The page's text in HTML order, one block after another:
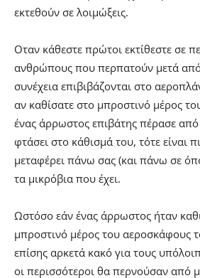
εκτεθούν σε λοιμώξεις.
Οταν κάθεστε πρώτοι εκτίθεστε σε
ανθρώπους που περπατούν μετά
συνέχεια επιβιβάζονται στο
αν καθίσατε στο μπροστινό μέρος
ένας άρρωστος επιβάτης πέρασε
φτάσει στο κάθισμά του, τότε είναι
μεταφέρει πάνω σας (και πάνω σε
τα μικρόβια που έχει.
Ωστόσο εάν ένας άρρωστος ήταν
μπροστινό μέρος του αεροσκάφους
επίσης αρκετά κακό για τους
οι περισσότεροι θα περνούσαν από